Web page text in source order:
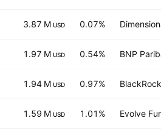
3.87 M USD 0.07%
1.97 M USD 0.54% BNP
1.94 M USD 0.97%
1.59 M USD 1.01% Evolve